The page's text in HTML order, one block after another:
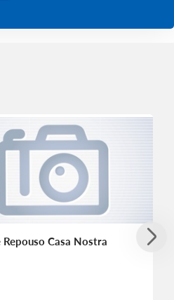
Repouso Casa Nostra